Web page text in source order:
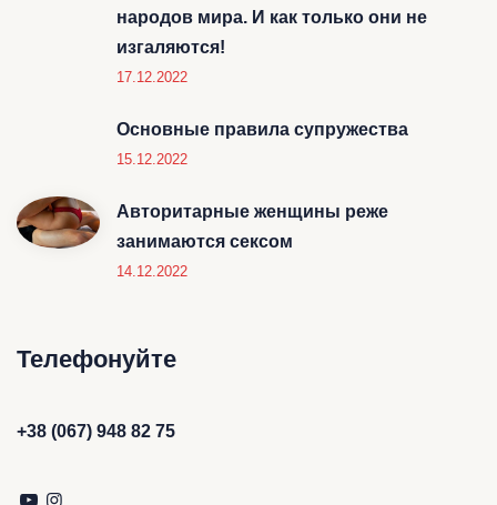
народов мира. И как только они не
изгаляются!
17.12.2022
Основные правила супружества
15.12.2022
Авторитарные женщины реже
занимаются сексом
14.12.2022
Телефонуйте
+38 (067) 948 82 75